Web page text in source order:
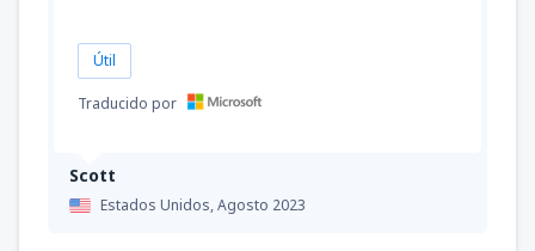
Scott
Estados Unidos,Agosto 2023
Útil
Traducido por